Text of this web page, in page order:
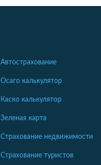
Автострахование
Осаго калькулятор
Каско калькулятор
Зеленая карта
Страхование недвижимости
Страхование туристов